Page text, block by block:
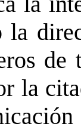
la
la